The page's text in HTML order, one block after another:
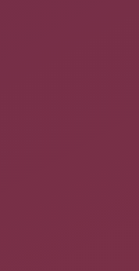
sur
sur
menu
votre raccourci